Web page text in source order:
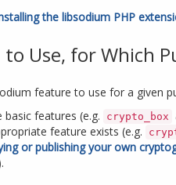
the libsodium PHP
Use, for Which
feature to use for a given
basic features (e.g.
crypto_box
feature exists (e.g.
or publishing your own